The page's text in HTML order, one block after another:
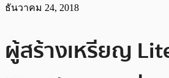
ธันวาคม 24, 2018
ผู้สร้างเหรียญ